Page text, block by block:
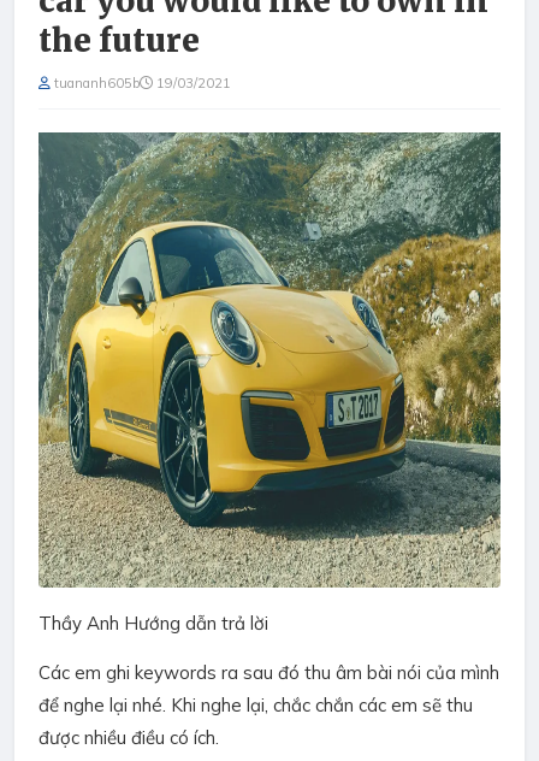
the future
tuananh605b 19/03/2021
Thầy Anh Hướng dẫn trả lời
Các em ghi keywords ra sau đó thu âm bài nói của mình
để nghe lại nhé. Khi nghe lại, chắc chắn các em sẽ thu
được nhiều điều có ích.